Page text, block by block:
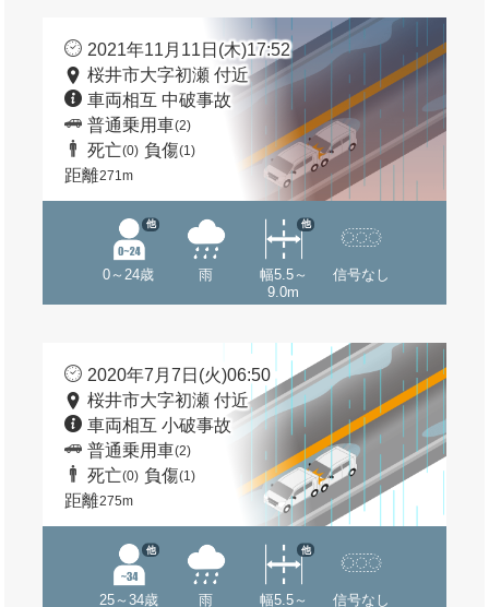
2021年11月11日(木)17:52
桜井市大字初瀬 付近
車両相互 中破事故
普通乗用車(2)
死亡(0) 負傷(1)
距離271m
0～24歳
他
雨
幅5.5～
9.0m
他
信号なし
2020年7月7日(火)06:50
桜井市大字初瀬 付近
車両相互 小破事故
普通乗用車(2)
死亡(0) 負傷(1)
距離275m
25～34歳
他
雨
幅5.5～
他
信号なし